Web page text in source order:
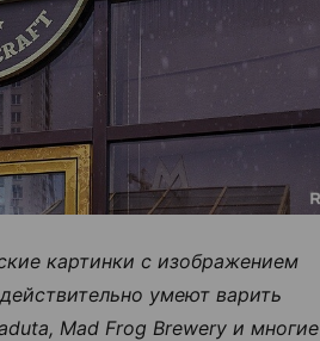
картинки с изображением
умеют варить
Mad Frog Brewery и многие